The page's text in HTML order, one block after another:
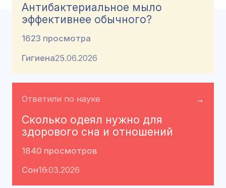
Антибактериальное мыло
эффективнее обычного?
1623 просмотра
Гигиена25.06.2026
Ответили по науке →
Сколько одеял нужно для
здорового сна и отношений
1840 просмотров
Сон16.03.2026